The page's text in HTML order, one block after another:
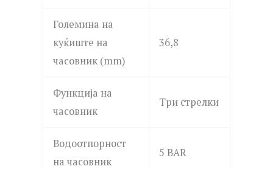
Големина на
куќиште на
часовник (mm)
36,8
Функција на
часовник
Три стрелки
Водоотпорност
на часовник
5 BAR